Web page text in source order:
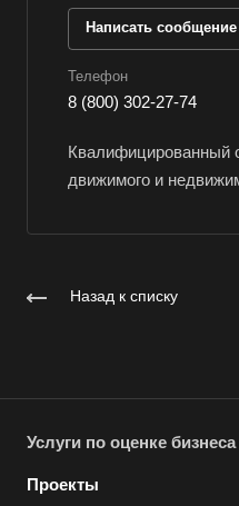
Написать сообщение
Телефон
8 (800) 302-27-74
Квалифицированный
движимого и
Назад к списку
Услуги по оценке бизнеса
Проекты
Волоколамск
Волосово
Волхов
Воркута
Воронеж
Всеволожск
Вязники
Вязьма